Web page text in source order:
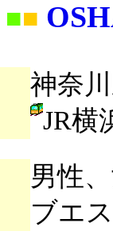
■■
神奈
JR横
男性
ブエ